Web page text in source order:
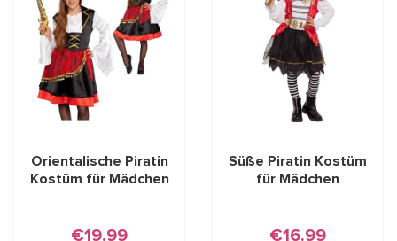
Orientalische Piratin
Kostüm für Mädchen
€19.99
Süße Piratin Kostüm
für Mädchen
€16.99